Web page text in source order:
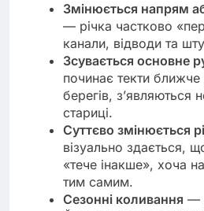
Змінюється напрям
— річка частково
канали, відводи та
Зсувається основне
починає текти
берегів, з’являються
стариці.
Суттєво змінюється
візуально здається,
«тече інакше», хоча
тим самим.
Сезонні коливання —